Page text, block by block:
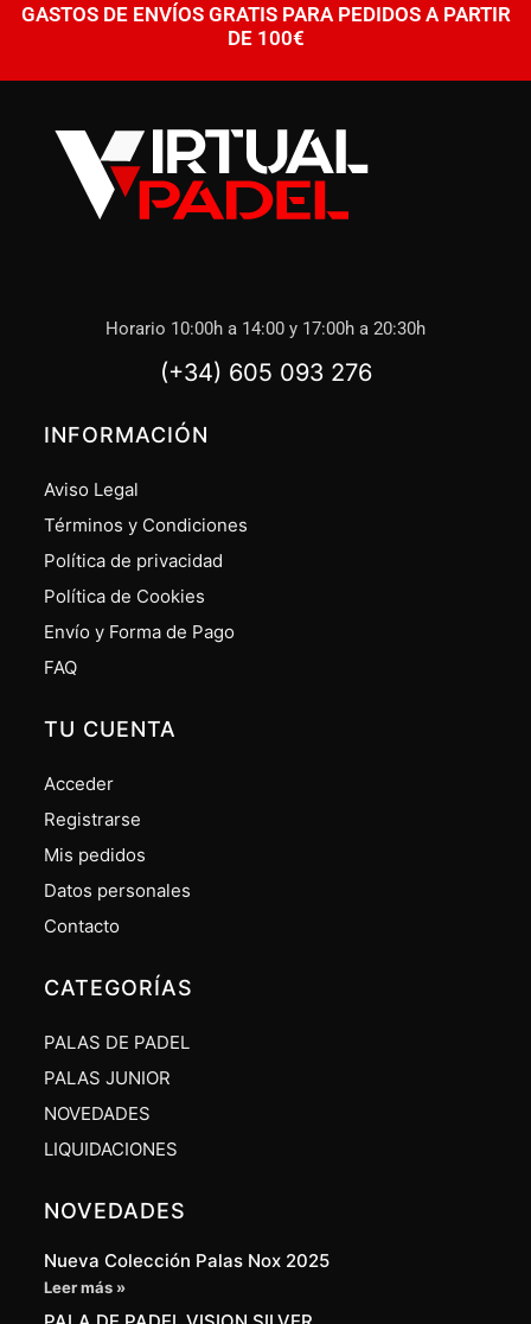
GASTOS DE ENVÍOS GRATIS PARA PEDIDOS A PARTIR
DE 100€
Horario 10:00h a 14:00 y 17:00h a 20:30h
(+34) 605 093 276
INFORMACIÓN
Aviso Legal
Términos y Condiciones
Política de privacidad
Política de Cookies
Envío y Forma de Pago
FAQ
TU CUENTA
Acceder
Registrarse
Mis pedidos
Datos personales
Contacto
CATEGORÍAS
PALAS DE PADEL
PALAS JUNIOR
NOVEDADES
LIQUIDACIONES
NOVEDADES
Nueva Colección Palas Nox 2025
Leer más »